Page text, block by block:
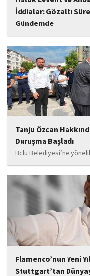
İddialar: Gözaltı
Gündemde
İstanbul Cumhuriyet
Levent ile kurucusu
soruşturmaya ilişkin yeni
bilgilere göre,
Tanju Özcan
Duruşma Başladı
Bolu Belediyesi’ne
belediye başkanlığı
aralarında bulunduğu 6’sı
başladı.
Flamenco’nun Yeni
Stuttgart’tan